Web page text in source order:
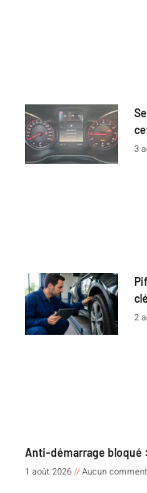
3
2
Anti-démarrage bloqué
1 août 2026
Aucun